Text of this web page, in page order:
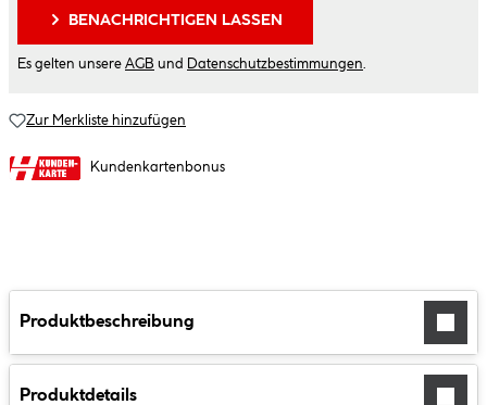
BENACHRICHTIGEN LASSEN
Es gelten unsere AGB und Datenschutzbestimmungen
Zur Merkliste hinzufügen
Kundenkartenbonus
Produktbeschreibung
Produktdetails